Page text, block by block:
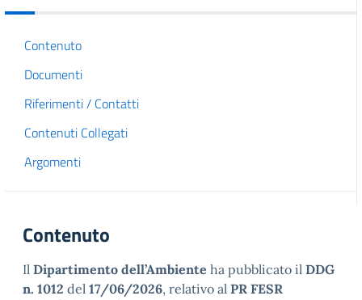
Contenuto
Documenti
Riferimenti / Contatti
Contenuti Collegati
Argomenti
Contenuto
Il Dipartimento dell’Ambiente ha pubblicato il DDG
n. 1012 del 17/06/2026, relativo al PR FESR